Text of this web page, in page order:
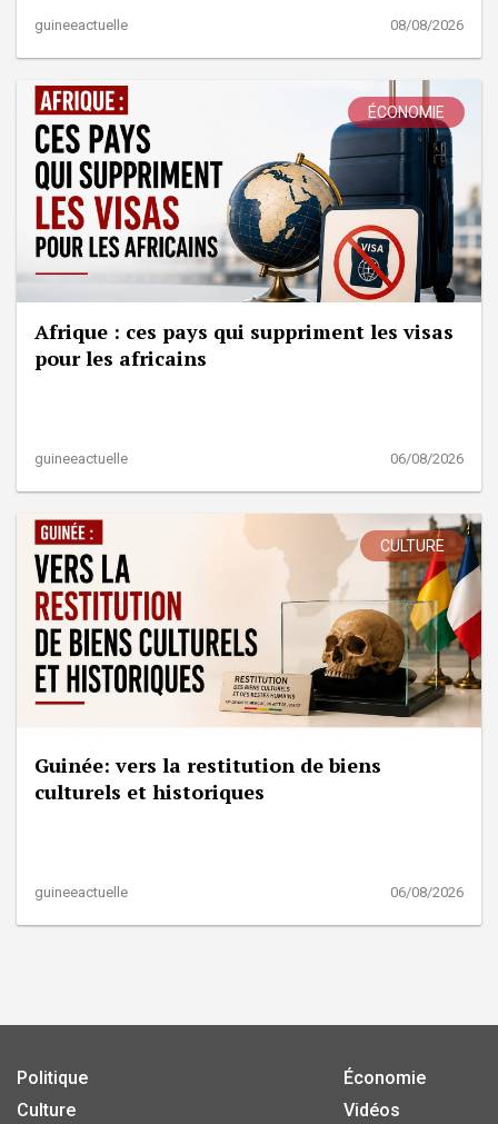
guineeactuelle 08/08/2026
ÉCONOMIE
Afrique : ces pays qui suppriment les visas
pour les africains
guineeactuelle 06/08/2026
CULTURE
Guinée: vers la restitution de biens
culturels et historiques
guineeactuelle 06/08/2026
Politique
Culture
Économie
Vidéos